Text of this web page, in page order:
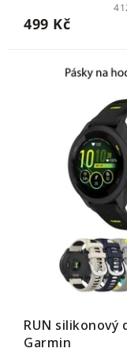
499 Kč
RUN silikonový
Garmin